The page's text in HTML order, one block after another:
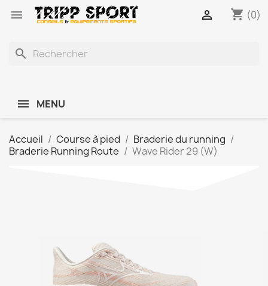
 shopping_cart (0)

search
MENU
Accueil Course à pied
Braderie du running
Braderie Running Route
Wave Rider 29 (W)